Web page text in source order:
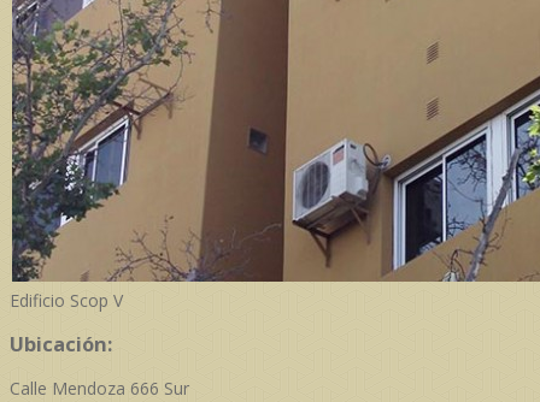
Edificio Scop V
Ubicación:
Calle Mendoza 666 Sur